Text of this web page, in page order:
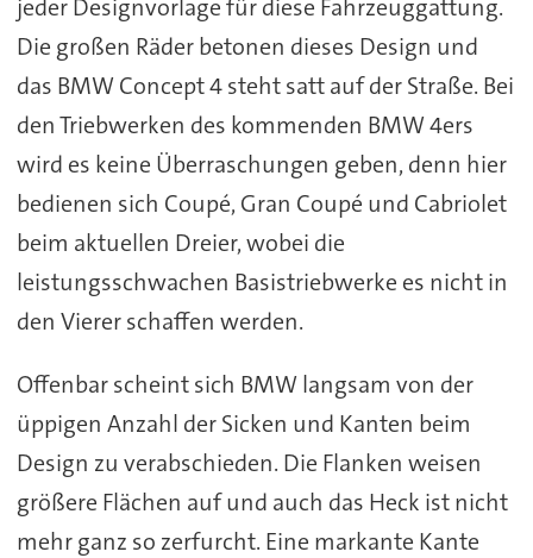
jeder Designvorlage für diese Fahrzeuggattung.
Die großen Räder betonen dieses Design und
das BMW Concept 4 steht satt auf der Straße. Bei
den Triebwerken des kommenden BMW 4ers
wird es keine Überraschungen geben, denn hier
bedienen sich Coupé, Gran Coupé und Cabriolet
beim aktuellen Dreier, wobei die
leistungsschwachen Basistriebwerke es nicht in
den Vierer schaffen werden.
Offenbar scheint sich BMW langsam von der
üppigen Anzahl der Sicken und Kanten beim
Design zu verabschieden. Die Flanken weisen
größere Flächen auf und auch das Heck ist nicht
mehr ganz so zerfurcht. Eine markante Kante